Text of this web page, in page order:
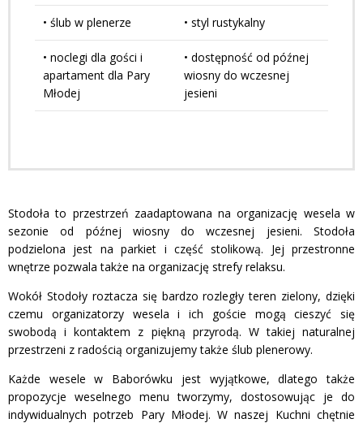
• ślub w plenerze • styl rustykalny
• noclegi dla gości i
apartament dla Pary
Młodej
• dostępność od późnej
wiosny do wczesnej
jesieni
Stodoła to przestrzeń zaadaptowana na organizację wesela w
sezonie od późnej wiosny do wczesnej jesieni. Stodoła
podzielona jest na parkiet i część stolikową. Jej przestronne
wnętrze pozwala także na organizację strefy relaksu.
Wokół Stodoły roztacza się bardzo rozległy teren zielony, dzięki
czemu organizatorzy wesela i ich goście mogą cieszyć się
swobodą i kontaktem z piękną przyrodą. W takiej naturalnej
przestrzeni z radością organizujemy także ślub plenerowy.
Każde wesele w Baborówku jest wyjątkowe, dlatego także
propozycje weselnego menu tworzymy, dostosowując je do
indywidualnych potrzeb Pary Młodej. W naszej Kuchni chętnie